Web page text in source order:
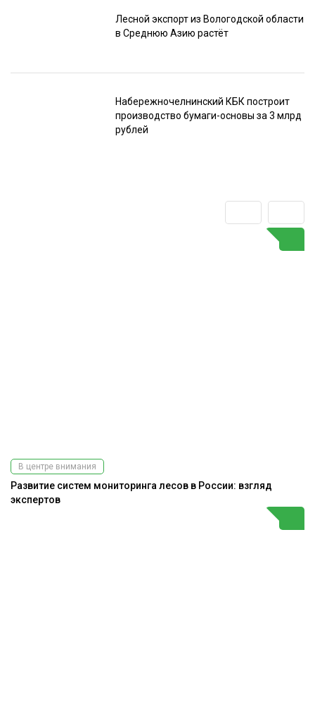
Лесной экспорт из Вологодской области
в Среднюю Азию растёт
Набережночелнинский КБК построит
производство бумаги-основы за 3 млрд
рублей
В центре внимания
Развитие систем мониторинга лесов в России: взгляд
экспертов